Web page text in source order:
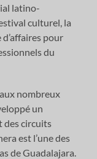
latino-
culturel, la
pour
du
nombreux
un
des circuits
est l’une des
de Guadalajara.